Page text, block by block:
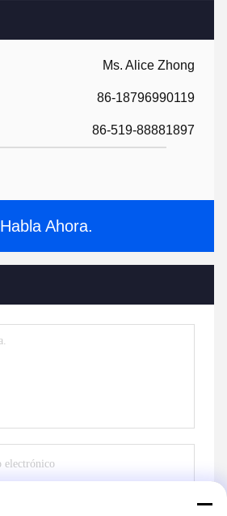
Ms. Alice Zhong
86-18796990119
86-519-88881897
Habla Ahora.